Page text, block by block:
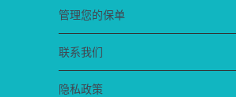
管理您的保单
联系我们
隐私政策